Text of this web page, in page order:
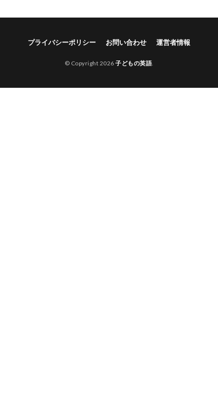
プライバシーポリシー お問い合わせ 運営者情報
© Copyright 2026 子どもの英語